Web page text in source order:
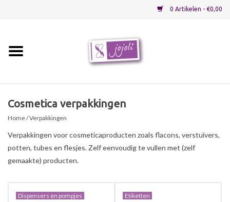
0 Artikelen - €0,00
Verpakkingen
Materialen
Cosmetica verpakkingen
Home/ Verpakkingen
Verpakkingen voor cosmeticaproducten zoals flacons, verstuivers,
potten, tubes en flesjes. Zelf eenvoudig te vullen met (zelf
gemaakte) producten.
Dispensers en pompjes Etiketten